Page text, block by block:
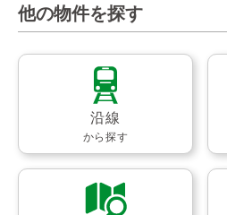
他の物件を探す
沿線
から探す